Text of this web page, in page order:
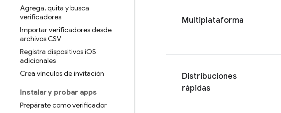
Agrega,quita y busca
verificadores
Importar verificadores desde
archivos CSV
Registra dispositivos iOS
adicionales
Crea vínculos de invitación
Instalar y probar apps
Prepárate como verificador
Multiplataforma
Distribuciones
rápidas